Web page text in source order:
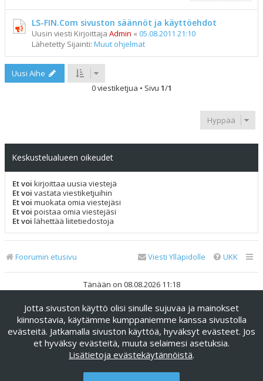
LS-FIN.Com sivuston säännöt ja käyttöehdot
Uusin viesti Kirjoittaja Admin « 05.08.2011 21:10
Lähetetty Sijainti: Muut ohjelmat
Uusi Aihe
0 viestiketjua • Sivu 1/1
Hyppää
Keskustelualueen oikeudet
Et voi kirjoittaa uusia viestejä
Et voi vastata viestiketjuihin
Et voi muokata omia viestejäsi
Et voi poistaa omia viestejäsi
Et voi lähettää liitetiedostoja
Foorumin etusivu UKK
Viesti Ylläpidolle
Tänään on 08.08.2026 11:18
Keskustelufoorumin ohjelmistophpBB® Forum Software ©
phpBB Limited
Käännös: phpBB Suomi (lurttinen, harritapio, Pettis)
phpBB Metro Theme byPixelGoose Studio
Yksityisyys|Ehdot
Jotta sivuston käyttö olisi sinulle sujuvaa ja mainokset
kiinnostavia, käytämme kumppaniemme kanssa sivustolla
evästeitä. Jatkamalla sivuston käyttöä, hyväksyt evästeet. Jos
et hyväksy evästeitä, muuta selaimesi asetuksia.
Lisätietoja evästekäytännöistä.